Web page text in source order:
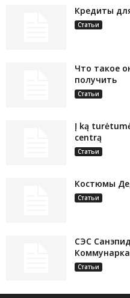
Кредиты
Статьи
Что такое
получить
Статьи
Į ką
centrą
Статьи
Костюмы
Статьи
СЭС
Коммунарка
Статьи